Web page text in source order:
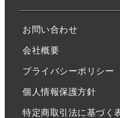
お問い合わせ
会社概要
プライバシーポリシー
個人情報保護方針
特定商取引法に基づく